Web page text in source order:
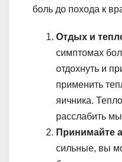
боль до похода к
Отдых и
симптомах
отдохнуть и
применить
яичника.
расслабить
Принимайте
сильные, вы